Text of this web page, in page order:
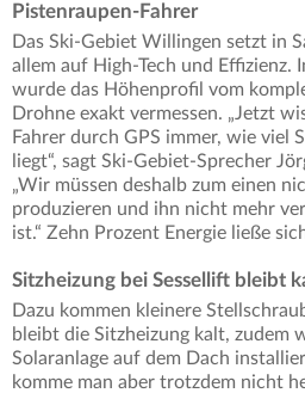
Pistenraupen-Fahrer
Das Ski-Gebiet Willingen setzt in
allem auf High-Tech und Effizienz.
wurde das Höhenprofil vom
Drohne exakt vermessen. „Jetzt
Fahrer durch GPS immer, wie viel
liegt“, sagt Ski-Gebiet-Sprecher
„Wir müssen deshalb zum einen
produzieren und ihn nicht mehr
ist.“ Zehn Prozent Energie ließe
Sitzheizung bei Sessellift bleibt
Dazu kommen kleinere
bleibt die Sitzheizung kalt, zudem
Solaranlage auf dem Dach
komme man aber trotzdem nicht